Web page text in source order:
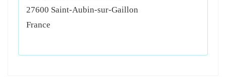
27600 Saint-Aubin-sur-Gaillon
France